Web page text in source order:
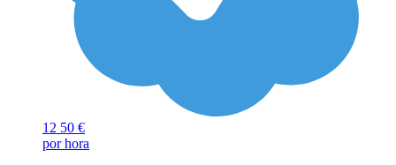
12 50 €
por hora